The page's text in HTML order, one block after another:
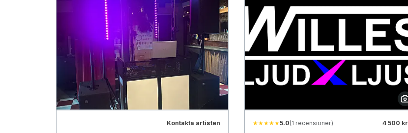
Kontakta artisten ★★★★★5.0(1 recensioner) 4 500 kr